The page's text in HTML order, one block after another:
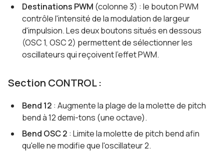
Destinations PWM (colonne 3) : le bouton PWM
contrôle l'intensité de la modulation de largeur
d'impulsion. Les deux boutons situés en dessous
(OSC 1, OSC 2) permettent de sélectionner les
oscillateurs qui reçoivent l'effet PWM.
Section CONTROL :
Bend 12 : Augmente la plage de la molette de pitch
bend à 12 demi-tons (une octave).
Bend OSC 2 : Limite la molette de pitch bend afin
qu'elle ne modifie que l'oscillateur 2.